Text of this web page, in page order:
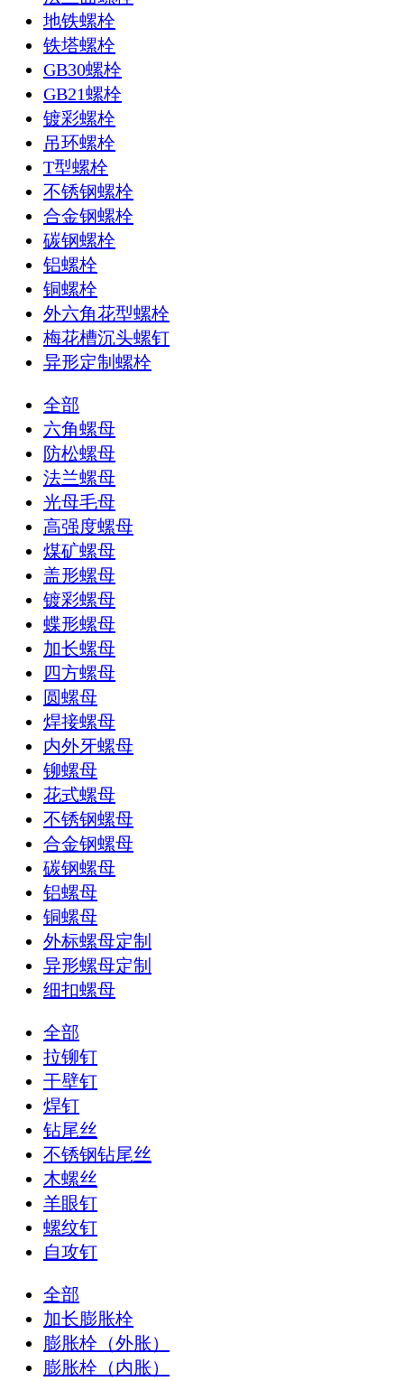
地铁螺栓
铁塔螺栓
GB30螺栓
GB21螺栓
镀彩螺栓
吊环螺栓
T型螺栓
不锈钢螺栓
合金钢螺栓
碳钢螺栓
铝螺栓
铜螺栓
外六角花型螺栓
梅花槽沉头螺钉
异形定制螺栓
全部
六角螺母
防松螺母
法兰螺母
光母毛母
高强度螺母
煤矿螺母
盖形螺母
镀彩螺母
蝶形螺母
加长螺母
四方螺母
圆螺母
焊接螺母
内外牙螺母
铆螺母
花式螺母
不锈钢螺母
合金钢螺母
碳钢螺母
铝螺母
铜螺母
外标螺母定制
异形螺母定制
细扣螺母
全部
拉铆钉
干壁钉
焊钉
钻尾丝
不锈钢钻尾丝
木螺丝
羊眼钉
螺纹钉
自攻钉
全部
加长膨胀栓
膨胀栓（外胀）
膨胀栓（内胀）